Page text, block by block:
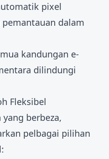
pixel
dalam
kandungan e-
dilindungi
Fleksibel
berbeza,
pelbagai pilihan